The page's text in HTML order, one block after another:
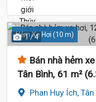
Hẻm Xe Hơi (10 m)
1 / 4
Bán nhà hẻm
Tân Bình, 61 m²
Phan Huy Ích,